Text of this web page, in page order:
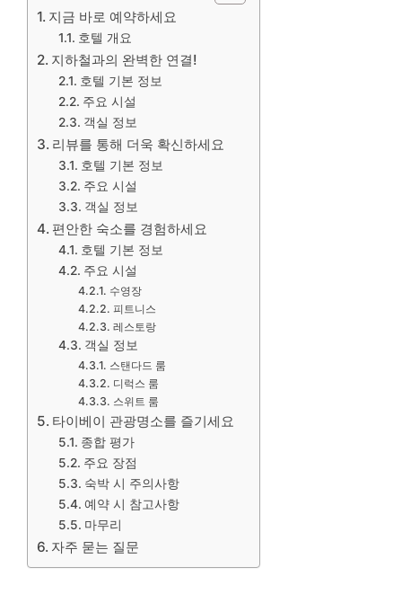
지금 바로 예약하세요
호텔 개요
지하철과의 완벽한 연결!
호텔 기본 정보
주요 시설
객실 정보
리뷰를 통해 더욱 확신하세요
호텔 기본 정보
주요 시설
객실 정보
편안한 숙소를 경험하세요
호텔 기본 정보
주요 시설
수영장
피트니스
레스토랑
객실 정보
스탠다드 룸
디럭스 룸
스위트 룸
타이베이 관광명소를 즐기세요
종합 평가
주요 장점
숙박 시 주의사항
예약 시 참고사항
마무리
자주 묻는 질문